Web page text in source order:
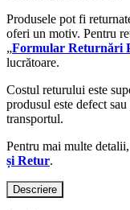
Produsele pot fi
oferi un motiv. Pentru
„Formular Returnări
lucrătoare.
Costul returului este
produsul este defect
transportul.
Pentru mai multe
și Retur.
Descriere